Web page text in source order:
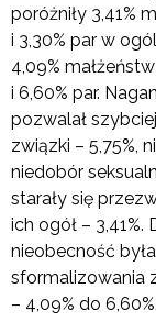
poróżniły 3,41%
i 3,30% par w
4,09% małżeństw
i 6,60% par.
pozwalał
związki – 5,75%,
niedobór
starały się
ich ogół – 3,41%.
nieobecność
sformalizowania
– 4,09% do